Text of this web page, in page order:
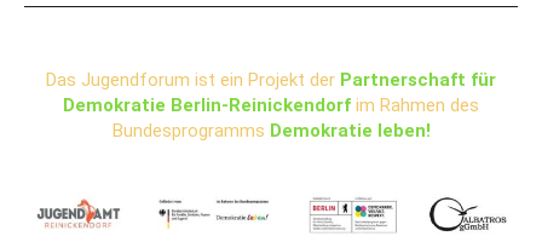
Das Jugendforum ist ein Projekt der Partnerschaft für
Demokratie Berlin-Reinickendorf im Rahmen des
Bundesprogramms Demokratie leben!